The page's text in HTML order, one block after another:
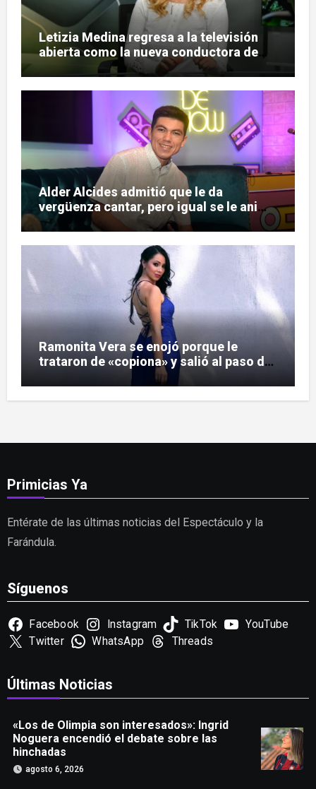
Letizia Medina regresa a la televisión
abierta como la nueva conductora de
«Pulso Urbano»
Alder Alcides admitió que le da
vergüenza cantar, pero igual se le animó
a Soda Stereo
Ramonita Vera se enojó porque le
trataron de «copiona» y salió al paso de
Primicias Ya
Entérate de las últimas noticias del Espectáculo y la
Farándula.
Síguenos
Facebook Instagram TikTok
YouTube
Twitter
WhatsApp Threads
Últimas Noticias
«Los de Olimpia son interesados»: Ingrid
Noguera encendió el debate sobre las
hinchadas
agosto 6, 2026